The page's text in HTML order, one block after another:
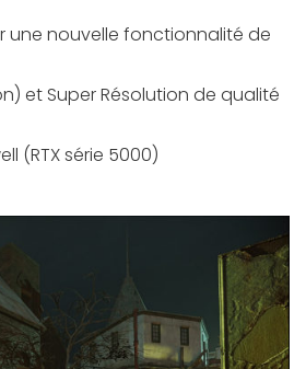
une nouvelle fonctionnalité de
et Super Résolution de qualité
(RTX série 5000)